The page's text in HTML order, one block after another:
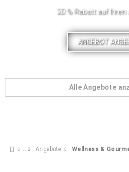
20 % Rabatt auf
ANGEBOT
Alle Angebote
Angebote Wellness &